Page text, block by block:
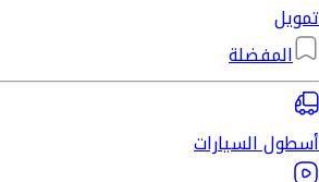
تمويل
المفضلة
أسطول السيارات